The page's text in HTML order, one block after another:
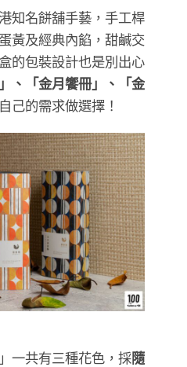
知名餅舖手藝，手工桿
黃及經典內餡，甜鹹交
的包裝設計也是別出心
、「金月饗冊」、「金
己的需求做選擇！
一共有三種花色，採隨